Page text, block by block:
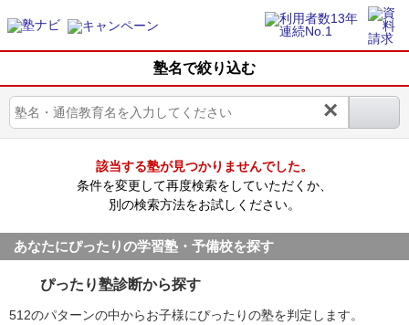
塾名で絞り込む
×
該当する塾が見つかりませんでした。
条件を変更して再度検索をしていただくか、
別の検索方法をお試しください。
あなたにぴったりの学習塾・予備校を探す
ぴったり塾診断から探す
512のパターンの中からお子様にぴったりの塾を判定します。